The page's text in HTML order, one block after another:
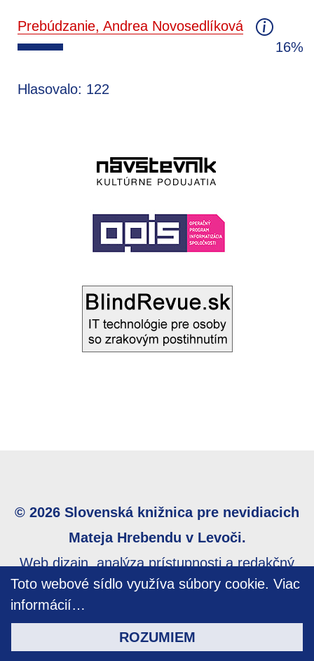
Toto webové sídlo využíva súbory cookie. Viac
informácií…
ROZUMIEM
Prebúdzanie, Andrea Novosedlíková
16%
Hlasovalo: 122
© 2026 Slovenská knižnica pre nevidiacich
Mateja Hrebendu v Levoči.
Web dizajn, analýza prístupnosti a redakčný
systém SwiftSite od spoločnosti ELET systems,
Posledná aktualizácia: 10. 4. 2024